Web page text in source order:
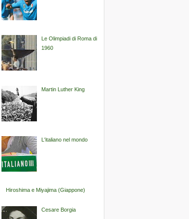
Le Olimpiadi di Roma di
1960
Martin Luther King
L'italiano nel mondo
Hiroshima e Miyajima (Giappone)
Cesare Borgia